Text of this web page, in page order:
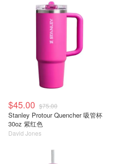
$45.00 $75.00
Stanley Protour Quencher 吸管杯
30oz 紫红色
David Jones